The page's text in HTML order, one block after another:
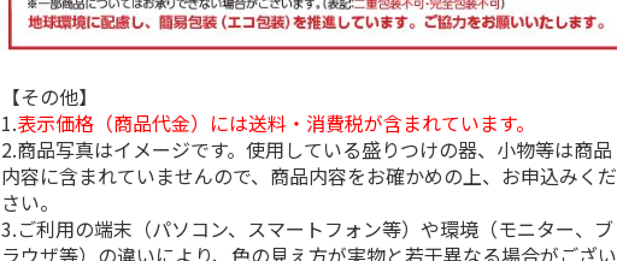
【その他】
1.表示価格（商品代金）には送料・消費税が含まれています。
2.商品写真はイメージです。使用している盛りつけの器、小物等は商品
内容に含まれていませんので、商品内容をお確かめの上、お申込みくだ
さい。
3.ご利用の端末（パソコン、スマートフォン等）や環境（モニター、ブ